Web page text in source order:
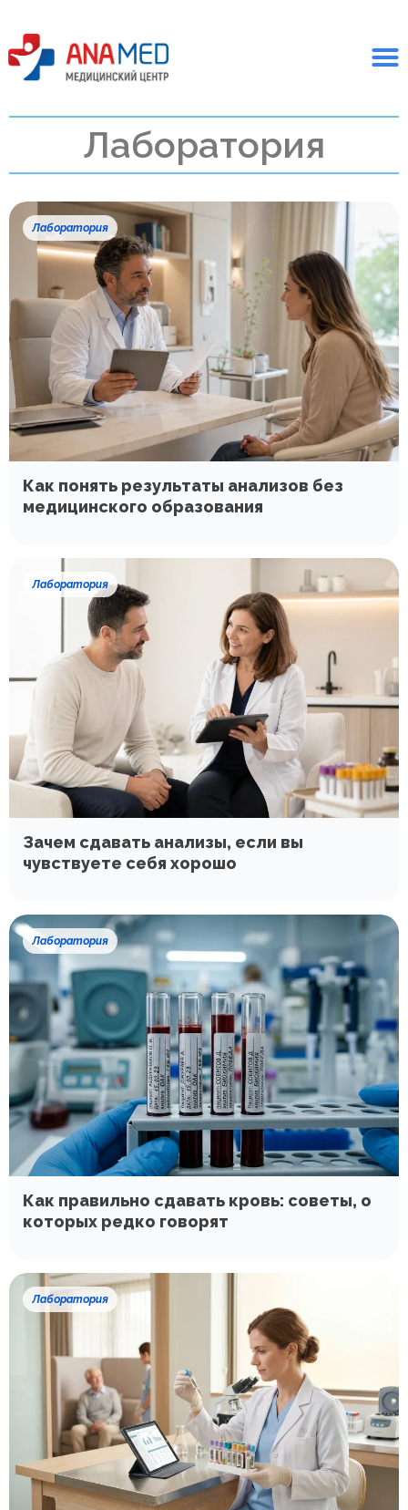
Лаборатория
Лаборатория
Как понять результаты анализов без
медицинского образования
Лаборатория
Зачем сдавать анализы, если вы
чувствуете себя хорошо
Лаборатория
Как правильно сдавать кровь: советы, о
которых редко говорят
Лаборатория